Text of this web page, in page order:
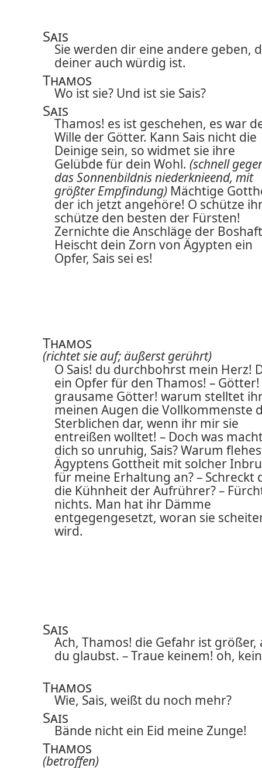
Sais
Sie werden dir eine andere geben,
deiner auch würdig ist.
Thamos
Wo ist sie? Und ist sie Sais?
Sais
Thamos! es ist geschehen, es war
Wille der Götter. Kann Sais nicht die
Deinige sein, so widmet sie ihre
Gelübde für dein Wohl. (schnell
das Sonnenbildnis niederknieend, mit
größter Empfindung) Mächtige
der ich jetzt angehöre! O schütze
schütze den besten der Fürsten!
Zernichte die Anschläge der
Heischt dein Zorn von Ägypten ein
Opfer, Sais sei es!
Thamos
(richtet sie auf; äußerst gerührt)
O Sais! du durchbohrst mein Herz!
ein Opfer für den Thamos! – Götter!
grausame Götter! warum stelltet
meinen Augen die Vollkommenste
Sterblichen dar, wenn ihr mir sie
entreißen wolltet! – Doch was
dich so unruhig, Sais? Warum
Ägyptens Gottheit mit solcher
für meine Erhaltung an? – Schreckt
die Kühnheit der Aufrührer? –
nichts. Man hat ihr Dämme
entgegengesetzt, woran sie
wird.
Sais
Ach, Thamos! die Gefahr ist größer,
du glaubst. – Traue keinem! oh,
Thamos
Wie, Sais, weißt du noch mehr?
Sais
Bände nicht ein Eid meine Zunge!
Thamos
(betroffen)